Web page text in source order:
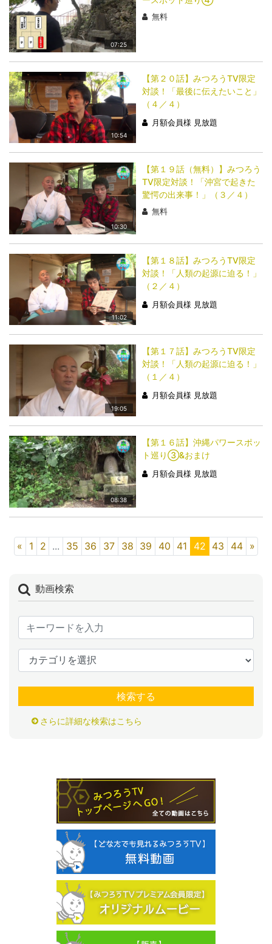
07:25
無料
10:54
【第２０話】みつろうTV限定
対談！「最後に伝えたいこと」
（４／４）
月額会員様 見放題
10:30
【第１９話（無料）】みつろう
TV限定対談！「沖宮で起きた
驚愕の出来事！」（３／４）
無料
11:02
【第１８話】みつろうTV限定
対談！「人類の起源に迫る！」
（２／４）
月額会員様 見放題
19:05
【第１７話】みつろうTV限定
対談！「人類の起源に迫る！」
（１／４）
月額会員様 見放題
08:38
【第１６話】沖縄パワースポッ
ト巡り③&おまけ
月額会員様 見放題
« 1 2 ... 35 36 37 38 39 40 41 42 43 44 »
動画検索
検索する
さらに詳細な検索はこちら